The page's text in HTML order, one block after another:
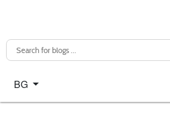
Изберете език
BG